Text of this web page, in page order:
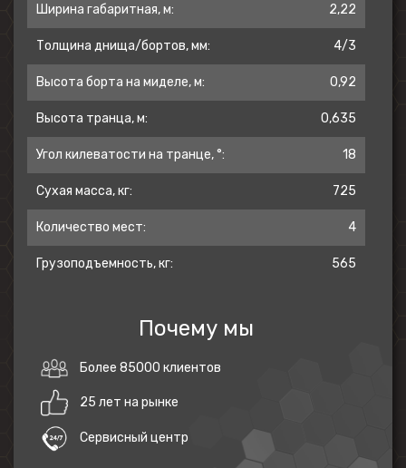
Ширина габаритная, м: 2,22
Толщина днища/бортов, мм: 4/3
Высота борта на миделе, м: 0,92
Высота транца, м: 0,635
Угол килеватости на транце, °: 18
Сухая масса, кг: 725
Количество мест: 4
Грузоподъемность, кг: 565
Почему мы
Более 85000 клиентов
25 лет на рынке
Сервисный центр